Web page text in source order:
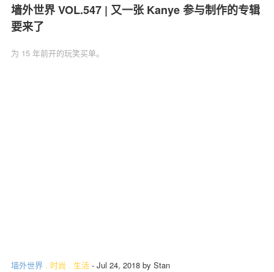
墙外世界 VOL.547 | 又一张 Kanye 参与制作的专辑
要来了
为 15 年前开的玩笑买单。
墙外世界 . 时尚 . 生活 - Jul 24, 2018 by Stan